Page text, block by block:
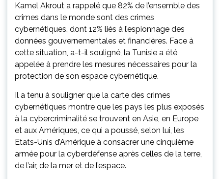
Kamel Akrout a rappelé que 82% de l’ensemble des
crimes dans le monde sont des crimes
cybernétiques, dont 12% liés à l’espionnage des
données gouvernementales et financières. Face à
cette situation, a-t-il souligné, la Tunisie a été
appelée à prendre les mesures nécessaires pour la
protection de son espace cybernétique.
Il a tenu à souligner que la carte des crimes
cybernétiques montre que les pays les plus exposés
à la cybercriminalité se trouvent en Asie, en Europe
et aux Amériques, ce qui a poussé, selon lui, les
Etats-Unis d’Amérique à consacrer une cinquième
armée pour la cyberdéfense après celles de la terre,
de l’air, de la mer et de l’espace.